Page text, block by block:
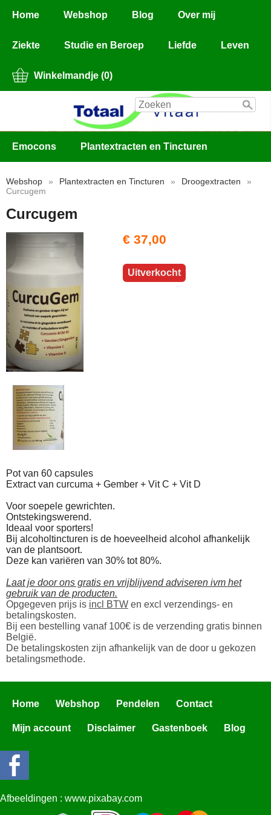
Home Webshop Blog Over mij
Ziekte Studie en Beroep Liefde Leven
Winkelmandje (0)
Emocons Plantextracten en Tincturen
Webshop » Plantextracten en Tincturen » Droogextracten
»
Curcugem
Curcugem
€ 37,00
Uitverkocht
Pot van 60 capsules
Extract van curcuma + Gember + Vit C + Vit D
Voor soepele gewrichten.
Ontstekingswerend.
Ideaal voor sporters!
Bij alcoholtincturen is de hoeveelheid alcohol afhankelijk
van de plantsoort.
Deze kan variëren van 30% tot 80%.
Laat je door ons gratis en vrijblijvend adviseren ivm het
gebruik van de producten.
Opgegeven prijs is incl BTW en excl verzendings- en
betalingskosten.
Bij een bestelling vanaf 100€ is de verzending gratis binnen
België.
De betalingskosten zijn afhankelijk van de door u gekozen
betalingsmethode.
Home Webshop Pendelen Contact
Mijn account Disclaimer Gastenboek Blog
Afbeeldingen : www.pixabay.com